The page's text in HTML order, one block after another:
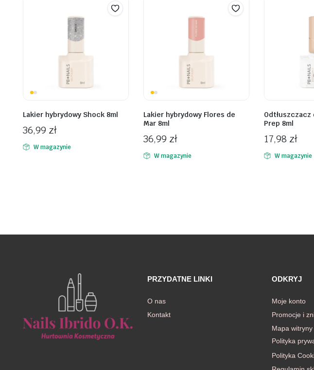
Lakier hybrydowy Shock 8ml
36,99 zł
W magazynie
Lakier hybrydowy Flores de
Mar 8ml
36,99 zł
W magazynie
Prep 8ml
17,98 zł
W magazynie
PRZYDATNE LINKI
O nas
Kontakt
ODKRYJ
Moje konto
Promocje i
Mapa witryny
Polityka
Polityka